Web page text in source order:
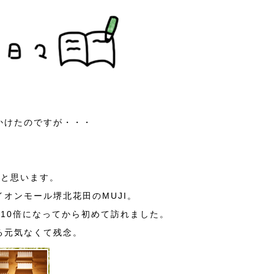
たのですが・・・
思います。
ンモール堺北花田のMUJI。
倍になってから初めて訪れました。
気なくて残念。